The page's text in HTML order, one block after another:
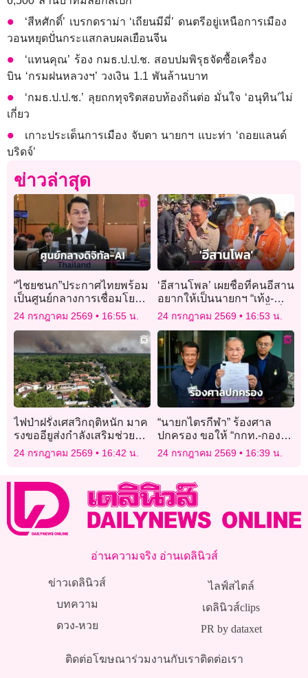
‘สีหศักดิ์’ เบรกดราม่า ‘เถียนมีมี่’ ดนตรีอยู่เหนือการเมือง
วอนหยุดปั่นกระแสกลบผลเยือนจีน
‘แทนคุณ’ ร้อง กมธ.ป.ป.ช. สอบปมพิรุธจัดซื้อเครื่อง
บิน ‘กรมฝนหลวงฯ’ วงเงิน 1.1 พันล้านบาท
‘กมธ.ป.ป.ช.’ ลุยถกทุจริตสอบท้องถิ่นต่อ มั่นใจ ‘อนุทิน’ไม่
เกี่ยว
เกาะประเด็นการเมือง จับตา นายกฯ แบะท่า ‘ถอยแลนด์
บริดจ์’
ข่าวล่าสุด
“ไชยชนก”ประกาศไทยพร้อม
เป็นศูนย์กลางการเชื่อมโยง
ดิจิทัล- AI
24 กรกฎาคม 2569 16:55 น.
‘อีสานโพล’ เผยชื่อที่คนอีสาน
อยากให้เป็นนายกฯ “เท้ง-ณัฐ
พงษ์” อันดับ 1 “อนุทิน” รั้งที่ 4
24 กรกฎาคม 2569 16:53 น.
ไฟป่าฝรั่งเศสวิกฤติหนัก มาค
รงขออียูส่งกำลังเสริมช่วยดับ
เพลิง
24 กรกฎาคม 2569 16:42 น.
“นายกไตรกีฬา” ร้องศาล
ปกครอง ขอให้ “กกท.-กองทุ
นกีฬาฯ” เปิดเผยเอกสาร
ข้อมูลการใช้งบกว่า 4.8 พัน
24 กรกฎาคม 2569 16:39 น.
อ่านความจริง อ่านเดลินิวส์
ข่าวเดลินิวส์
บทความ
ดวง-หวย
ไลฟ์สไตล์
เดลินิวส์clips
PR by dataxet
ติดต่อโฆษณาร่วมงานกับเราติดต่อเรา